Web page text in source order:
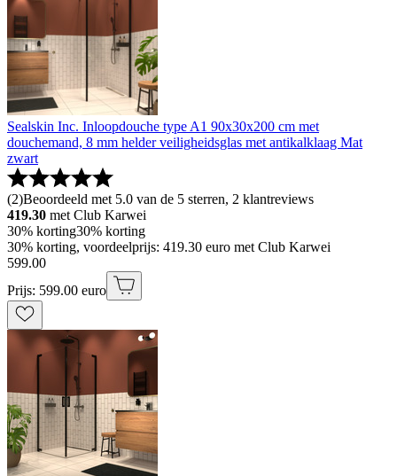
Sealskin Inc. Inloopdouche type A1 90x30x200 cm met
douchemand, 8 mm helder veiligheidsglas met antikalklaag Mat
zwart
(2)Beoordeeld met 5.0 van de 5 sterren, 2 klantreviews
419.30 met Club Karwei
30% korting30% korting
30% korting, voordeelprijs: 419.30 euro met Club Karwei
599.00
Prijs: 599.00 euro